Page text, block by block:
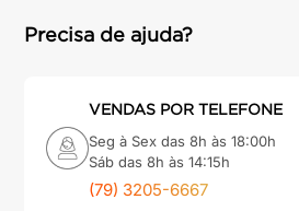
Precisa de ajuda?
VENDAS POR TELEFONE
Seg à Sex das 8h às 18:00h
Sáb das 8h às 14:15h
(79) 3205-6667